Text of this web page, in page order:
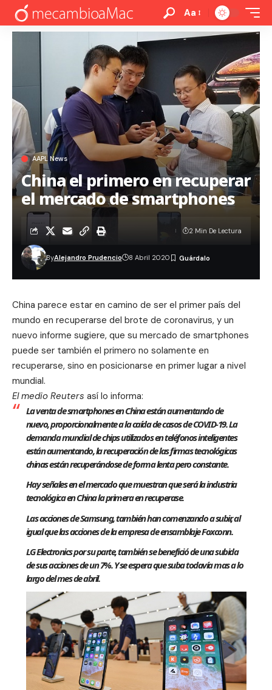
Aa
AAPL News
China el primero en recuperar
el mercado de smartphones
ByAlejandro Prudencio 8 Abril 2020
2 Min De Lectura
China parece estar en camino de ser el primer país del
mundo en recuperarse del brote de coronavirus, y un
nuevo informe sugiere, que su mercado de smartphones
puede ser también el primero no solamente en
recuperarse, sino en posicionarse en primer lugar a nivel
mundial.
El medio Reuters así lo informa:
La venta de smartphones en China están aumentando de
nuevo, proporcionalmente a la caída de casos de COVID-19. La
demanda mundial de chips utilizados en teléfonos inteligentes
están aumentando, la recuperación de las firmas tecnológicas
chinas están recuperándose de forma lenta pero constante.
Hay señales en el mercado que muestran que será la industria
tecnológica en China la primera en recuperase.
Las acciones de Samsung, también han comenzando a subir, al
igual que las acciones de la empresa de ensamblaje Foxconn.
LG Electronics por su parte, también se benefició de una subida
de sus acciones de un 7%. Y se espera que suba todavía mas a lo
largo del mes de abril.